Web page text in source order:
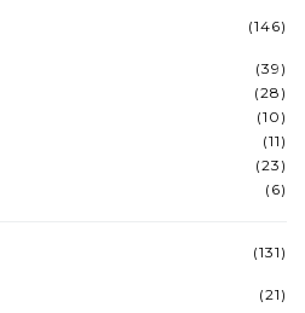
(146)
(39)
(28)
(10)
(11)
(23)
(6)
(131)
(21)